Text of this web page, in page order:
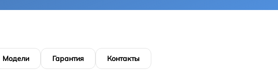
Модели Гарантия Контакты